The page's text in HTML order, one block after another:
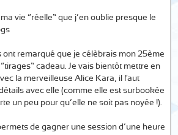
vie “réelle” que j’en oublie presque le
ont remarqué que je célèbrais mon 25ème
cadeau. Je vais bientôt mettre en
la merveilleuse Alice Kara, il faut
avec elle (comme elle est surbookée
un peu pour qu’elle ne soit pas noyée !).
de gagner une session d’une heure